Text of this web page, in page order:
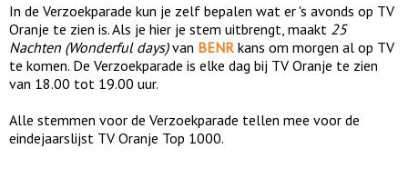
In de Verzoekparade kun je zelf bepalen wat er 's avonds op TV
Oranje te zien is. Als je hier je stem uitbrengt, maakt 25
Nachten (Wonderful days)van BENR kans om morgen al op TV
te komen. De Verzoekparade is elke dag bij TV Oranje te zien
van 18.00 tot 19.00 uur.
Alle stemmen voor de Verzoekparade tellen mee voor de
eindejaarslijst TV Oranje Top 1000.